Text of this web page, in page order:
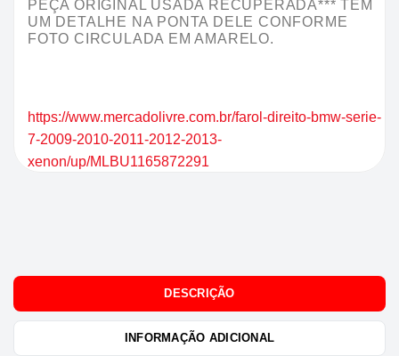
PEÇA ORIGINAL USADA RECUPERADA*** TEM
UM DETALHE NA PONTA DELE CONFORME
FOTO CIRCULADA EM AMARELO.
https://www.mercadolivre.com.br/farol-direito-bmw-serie-
7-2009-2010-2011-2012-2013-
xenon/up/MLBU1165872291
DESCRIÇÃO
INFORMAÇÃO ADICIONAL